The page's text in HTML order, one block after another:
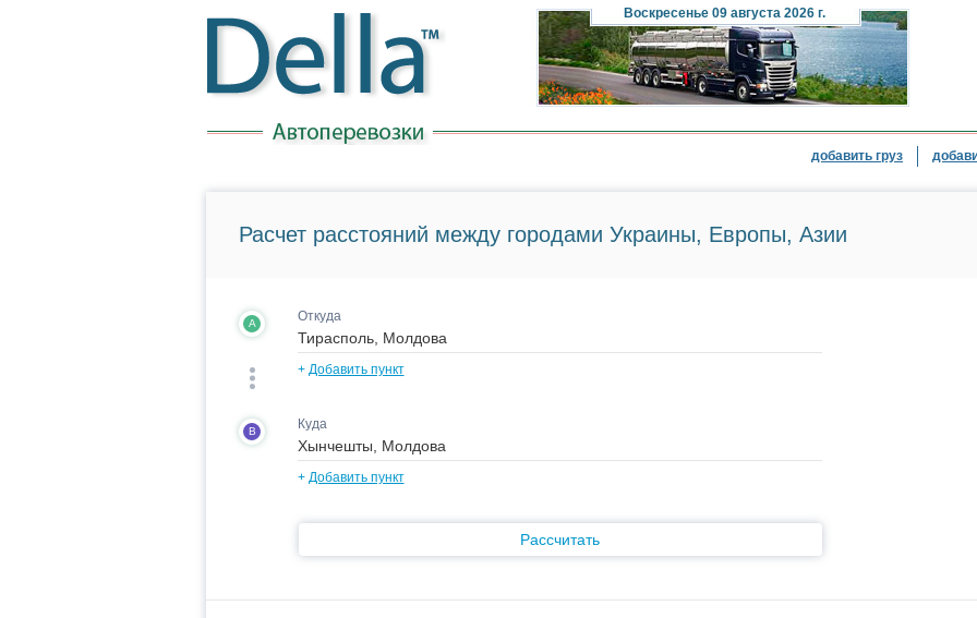
Воскресенье09 августа 2026 г.
добавить груз
Расчет расстояний между городами Украины, Европы, Азии
A Откуда
+ Добавить пункт
B Куда
+ Добавить пункт
Рассчитать